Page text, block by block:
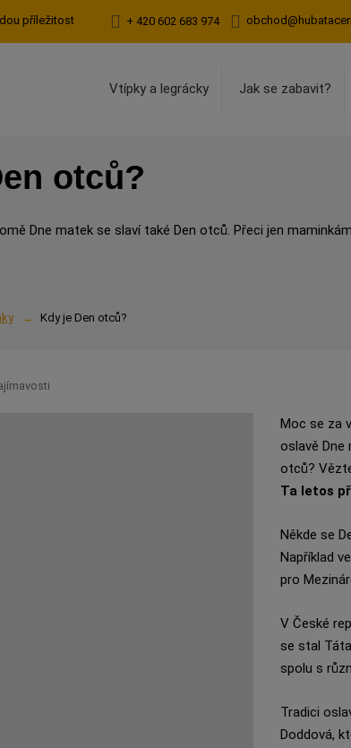
příležitost + 420 602 683 974
Vtípky a legrácky Jak se zabavit?
otců?
Dne matek se slaví také Den otců. Přeci jen
Kdy je Den otců?
Moc se za
oslavě Dne
otců?
Ta letos
Někde se
Například
pro
V České
se stal
spolu s
Tradici
Doddová,